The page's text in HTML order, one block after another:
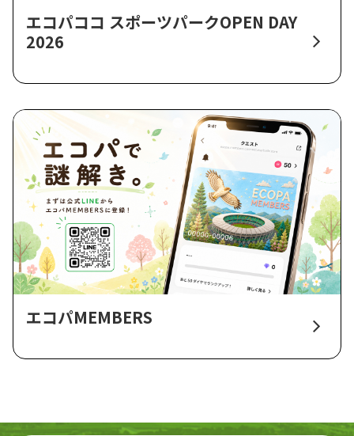
エコパココ スポーツパークOPEN DAY
2026
エコパMEMBERS